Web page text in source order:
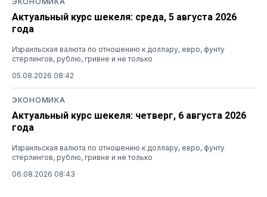
Актуальный курс шекеля: среда, 5 августа 2026
года
Израильская валюта по отношению к доллару, евро, фунту
стерлингов, рублю, гривне и не только
05.08.2026 08:42
ЭКОНОМИКА
Актуальный курс шекеля: четверг, 6 августа 2026
года
Израильская валюта по отношению к доллару, евро, фунту
стерлингов, рублю, гривне и не только
06.08.2026 08:43